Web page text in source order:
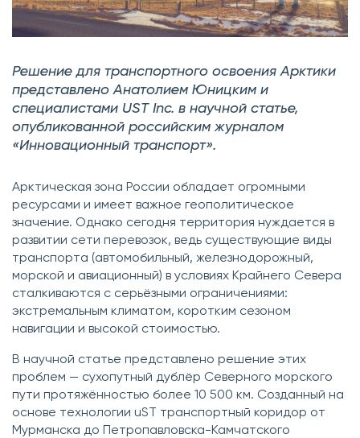
Решение для транспортного освоения Арктики
представлено Анатолием Юницким и
специалистами UST Inc. в научной статье,
опубликованной российским журналом
«Инновационный транспорт».
Арктическая зона России обладает огромными
ресурсами и имеет важное геополитическое
значение. Однако сегодня территория нуждается в
развитии сети перевозок, ведь существующие виды
транспорта (автомобильный, железнодорожный,
морской и авиационный) в условиях Крайнего Севера
сталкиваются с серьёзными ограничениями:
экстремальным климатом, коротким сезоном
навигации и высокой стоимостью.
В научной статье представлено решение этих
проблем — сухопутный дублёр Северного морского
пути протяжённостью более 10 500 км. Созданный на
основе технологии uST транспортный коридор от
Мурманска до Петропавловска-Камчатского